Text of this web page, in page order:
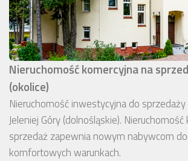
Nieruchomość komercyjna na
(okolice)
Nieruchomość inwestycyjna do
Jeleniej Góry (dolnośląskie).
sprzedaż zapewnia nowym nabywcom
komfortowych warunkach.